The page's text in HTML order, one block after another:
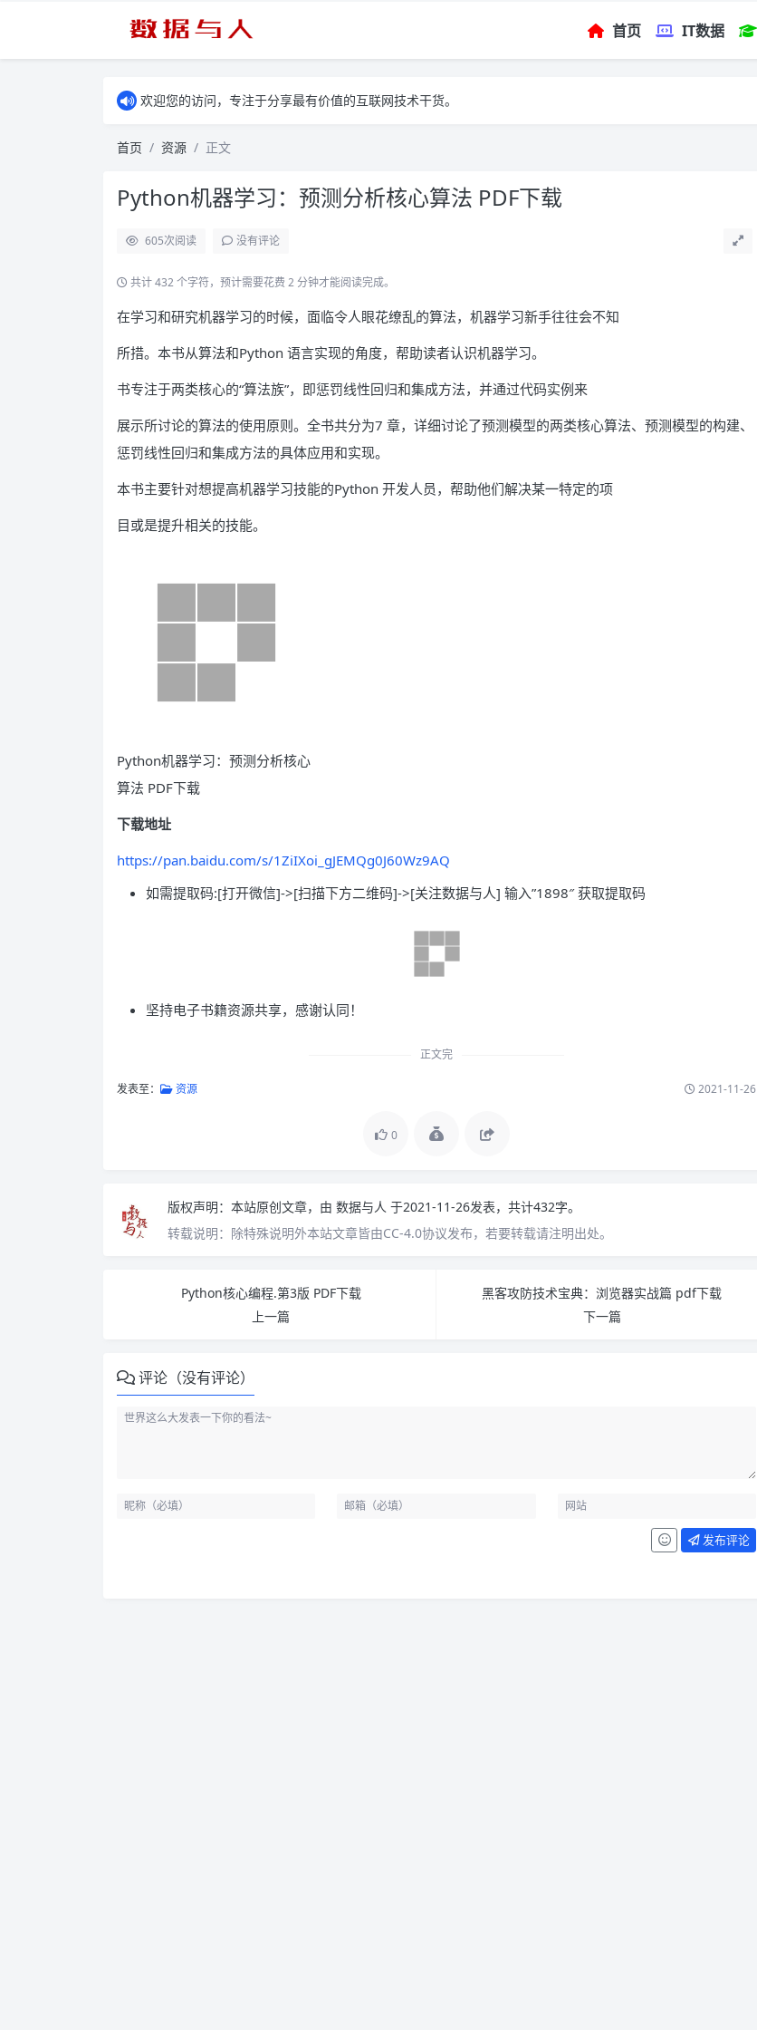
首页 IT数据
欢迎您的访问，专注于分享最有价值的互联网技术干货。
首页 资源 正文
Python机器学习：预测分析核心算法 PDF下载
605次阅读 没有评论
共计 432 个字符，预计需要花费 2 分钟才能阅读完成。
在学习和研究机器学习的时候，面临令人眼花缭乱的算法，机器学习新手往往会不知
所措。本书从算法和Python 语言实现的角度，帮助读者认识机器学习。
书专注于两类核心的“算法族”，即惩罚线性回归和集成方法，并通过代码实例来
展示所讨论的算法的使用原则。全书共分为7 章，详细讨论了预测模型的两类核心算法、预测模型的构建、
惩罚线性回归和集成方法的具体应用和实现。
本书主要针对想提高机器学习技能的Python 开发人员，帮助他们解决某一特定的项
目或是提升相关的技能。
Python机器学习：预测分析核心
算法 PDF下载
下载地址
https://pan.baidu.com/s/1ZiIXoi_gJEMQg0J60Wz9AQ
如需提取码:[打开微信]->[扫描下方二维码]->[关注数据与人] 输入”1898″ 获取提取码
坚持电子书籍资源共享，感谢认同！
正文完
发表至： 资源 2021-11-26
0
版权声明： 本站原创文章，由 数据与人 于2021-11-26发表，共计432字。
转载说明： 除特殊说明外本站文章皆由CC-4.0协议发布，若要转载请注明出处。
Python核心编程.第3版 PDF下载
上一篇
黑客攻防技术宝典：浏览器实战篇 pdf下载
下一篇
评论（没有评论）
发布评论